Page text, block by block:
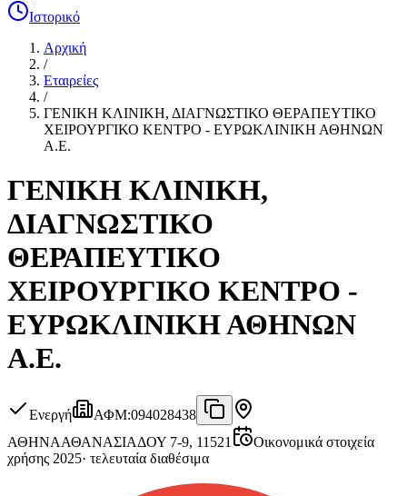
Ιστορικό
Αρχική
/
Εταιρείες
/
ΓΕΝΙΚΗ ΚΛΙΝΙΚΗ, ΔΙΑΓΝΩΣΤΙΚΟ ΘΕΡΑΠΕΥΤΙΚΟ
ΧΕΙΡΟΥΡΓΙΚΟ ΚΕΝΤΡΟ - ΕΥΡΩΚΛΙΝΙΚΗ ΑΘΗΝΩΝ
Α.Ε.
ΓΕΝΙΚΗ ΚΛΙΝΙΚΗ,
ΔΙΑΓΝΩΣΤΙΚΟ
ΘΕΡΑΠΕΥΤΙΚΟ
ΧΕΙΡΟΥΡΓΙΚΟ ΚΕΝΤΡΟ -
ΕΥΡΩΚΛΙΝΙΚΗ ΑΘΗΝΩΝ
Α.Ε.
Ενεργή ΑΦΜ:094028438
ΑΘΗΝΑΑΘΑΝΑΣΙΑΔΟΥ 7-9, 11521
Οικονομικά στοιχεία
χρήσης 2025· τελευταία διαθέσιμα